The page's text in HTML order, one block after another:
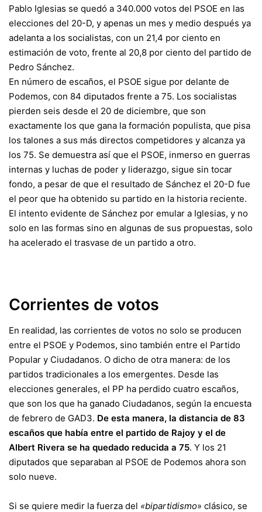
Pablo Iglesias se quedó a 340.000 votos del PSOE en las
elecciones del 20-D, y apenas un mes y medio después ya
adelanta a los socialistas, con un 21,4 por ciento en
estimación de voto, frente al 20,8 por ciento del partido de
Pedro Sánchez.
En número de escaños, el PSOE sigue por delante de
Podemos, con 84 diputados frente a 75. Los socialistas
pierden seis desde el 20 de diciembre, que son
exactamente los que gana la formación populista, que pisa
los talones a sus más directos competidores y alcanza ya
los 75. Se demuestra así que el PSOE, inmerso en guerras
internas y luchas de poder y liderazgo, sigue sin tocar
fondo, a pesar de que el resultado de Sánchez el 20-D fue
el peor que ha obtenido su partido en la historia reciente.
El intento evidente de Sánchez por emular a Iglesias, y no
solo en las formas sino en algunas de sus propuestas, solo
ha acelerado el trasvase de un partido a otro.
Corrientes de votos
En realidad, las corrientes de votos no solo se producen
entre el PSOE y Podemos, sino también entre el Partido
Popular y Ciudadanos. O dicho de otra manera: de los
partidos tradicionales a los emergentes. Desde las
elecciones generales, el PP ha perdido cuatro escaños,
que son los que ha ganado Ciudadanos, según la encuesta
de febrero de GAD3. De esta manera, la distancia de 83
escaños que había entre el partido de Rajoy y el de
Albert Rivera se ha quedado reducida a 75. Y los 21
diputados que separaban al PSOE de Podemos ahora son
solo nueve.
Si se quiere medir la fuerza del «bipartidismo» clásico, se